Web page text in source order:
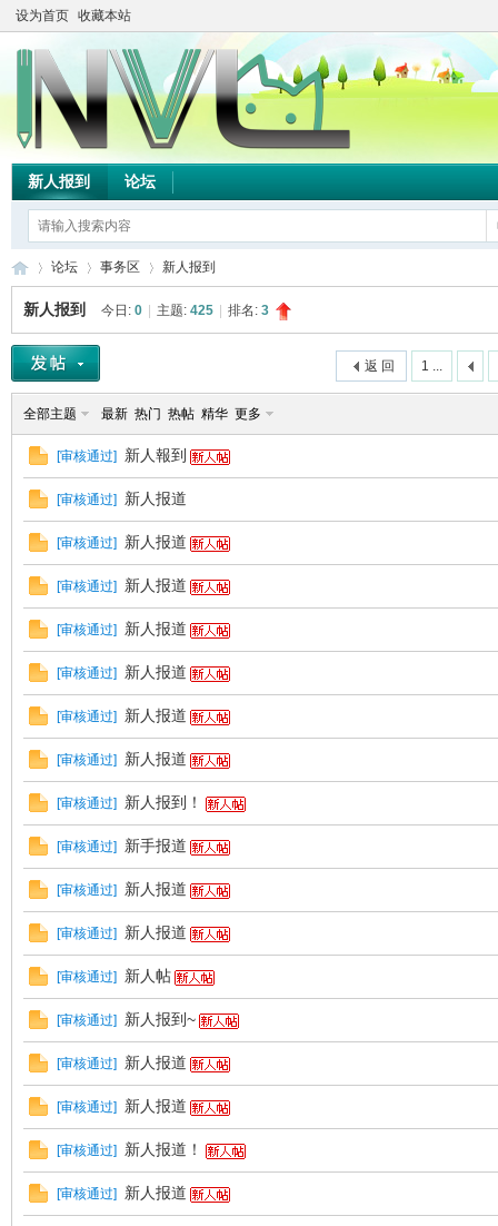
设为首页 收藏本站
新人报到 论坛
TH»
论坛
›
事务区 新人报到
新人报到 今日: 0 主题: 425 排名: 3
1 ...
返 回
全部主题 最新 热门 热帖 精华 更多
[审核通过] 新人報到
[审核通过] 新人报道
[审核通过] 新人报道
[审核通过] 新人报道
[审核通过] 新人报道
[审核通过] 新人报道
[审核通过] 新人报道
[审核通过] 新人报道
[审核通过] 新人报到！
[审核通过] 新手报道
[审核通过] 新人报道
[审核通过] 新人报道
[审核通过] 新人帖
[审核通过] 新人报到~
[审核通过] 新人报道
[审核通过] 新人报道
[审核通过] 新人报道！
[审核通过] 新人报道